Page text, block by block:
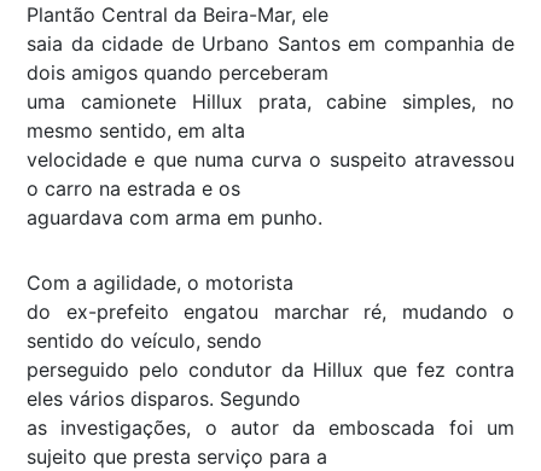
Plantão Central da Beira-Mar, ele
saia da cidade de Urbano Santos em companhia de
dois amigos quando perceberam
uma camionete Hillux prata, cabine simples, no
mesmo sentido, em alta
velocidade e que numa curva o suspeito atravessou
o carro na estrada e os
aguardava com arma em punho.
Com a agilidade, o motorista
do ex-prefeito engatou marchar ré, mudando o
sentido do veículo, sendo
perseguido pelo condutor da Hillux que fez contra
eles vários disparos. Segundo
as investigações, o autor da emboscada foi um
sujeito que presta serviço para a